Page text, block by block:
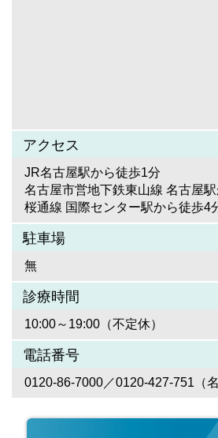
アクセス
JR名古屋駅から徒歩1分
名古屋市営地下鉄東山線 名古屋
桜通線 国際センター駅から徒歩4
駐車場
無
診療時間
10:00～19:00（不定休）
電話番号
0120-86-7000／0120-427-751（